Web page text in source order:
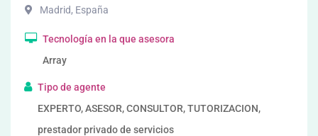
Madrid, España
Tecnología en la que asesora
Array
Tipo de agente
EXPERTO, ASESOR, CONSULTOR, TUTORIZACION,
prestador privado de servicios